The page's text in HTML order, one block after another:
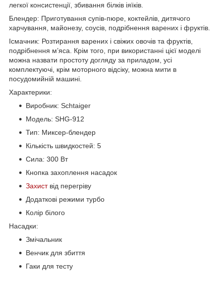
легкої консистенції, збивання білків іяїків.
Блендер: Приготування супів-пюре, коктейлів, дитячого
харчування, майонезу, соусів, подрібнення варених і фруктів.
Ісмачник: Розтирання варених і свіжих овочів та фруктів,
подрібнення м’яса. Крім того, при використанні цієї моделі
можна назвати простоту догляду за приладом, усі
комплектуючі, крім моторного відсіку, можна мити в
посудомийній машині.
Характерики:
Виробник: Schtaiger
Модель: SHG-912
Тип: Миксер-блендер
Кількість швидкостей: 5
Сила: 300 Вт
Кнопка захоплення насадок
Захиствід перегріву
Додаткові режими турбо
Колір білого
Насадки:
Змічальник
Венчик для збиття
Гаки для тесту